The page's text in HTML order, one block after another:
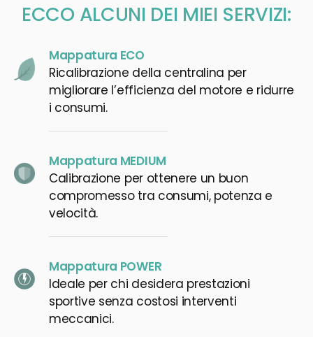
ECCO ALCUNI DEI MIEI SERVIZI:
Mappatura ECO
Ricalibrazione della centralina per
migliorare l’efficienza del motore e ridurre
i consumi.
Mappatura MEDIUM
Calibrazione per ottenere un buon
compromesso tra consumi, potenza e
velocità.
Mappatura POWER
Ideale per chi desidera prestazioni
sportive senza costosi interventi
meccanici.